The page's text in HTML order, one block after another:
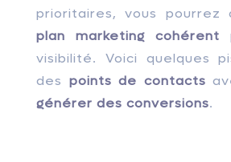
prioritaires, vous pourrez
plan marketing cohérent
visibilité. Voici quelques
des points de contacts
générer des conversions.